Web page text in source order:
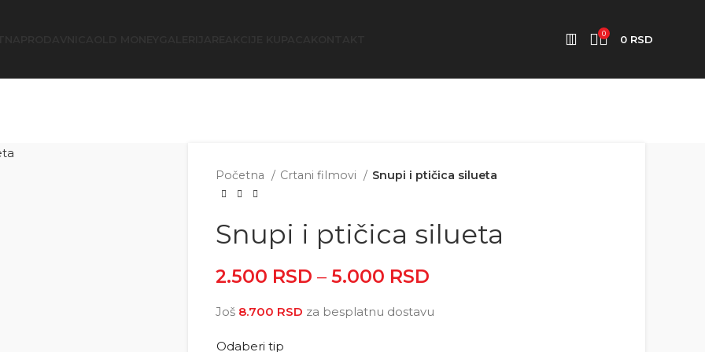
0 0 RSD
Početna Crtani filmovi Snupi i ptičica silueta
Snupi i ptičica silueta
2.500 RSD – 5.000 RSD
Još 8.700 RSD za besplatnu dostavu
Odaberi tip